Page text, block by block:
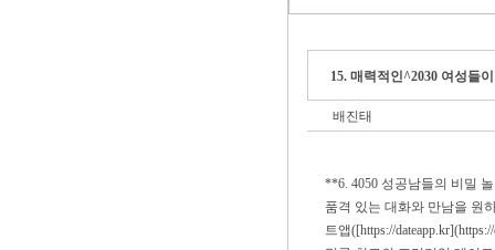
15. 매력적인^2030 여성들
배진태
**6. 4050 성공남들의 비밀
품격 있는 대화와 만남을 원
트앱([https://